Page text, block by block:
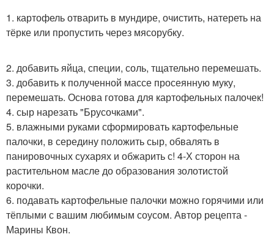
1. картофель отварить в мундире, очистить, натереть на
тёрке или пропустить через мясорубку.
2. добавить яйца, специи, соль, тщательно перемешать.
3. добавить к полученной массе просеянную муку,
перемешать. Основа готова для картофельных палочек!
4. сыр нарезать "Брусочками".
5. влажными руками сформировать картофельные
палочки, в середину положить сыр, обвалять в
панировочных сухарях и обжарить с! 4-Х сторон на
растительном масле до образования золотистой
корочки.
6. подавать картофельные палочки можно горячими или
тёплыми с вашим любимым соусом. Автор рецепта -
Марины Квон.